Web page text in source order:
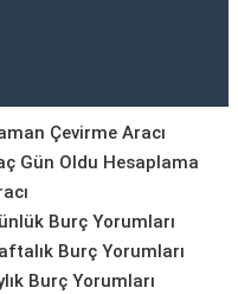
Çevirme Aracı
Gün Oldu Hesaplama
Burç Yorumları
Burç Yorumları
Burç Yorumları